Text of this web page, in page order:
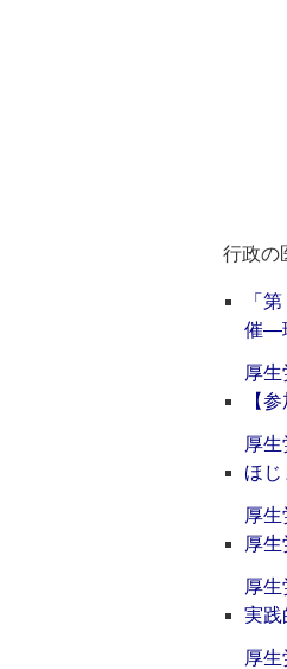
行政の
「
催―
厚
【
厚
ほじ
厚
厚
厚
実践
厚